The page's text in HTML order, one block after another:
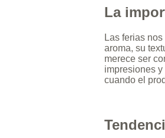
La
Las ferias
aroma, su
merece ser
impresiones
cuando el